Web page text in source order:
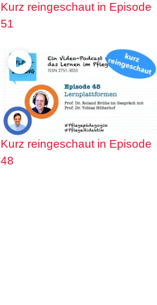
Kurz reingeschaut in Episode
51
Kurz reingeschaut in Episode
48